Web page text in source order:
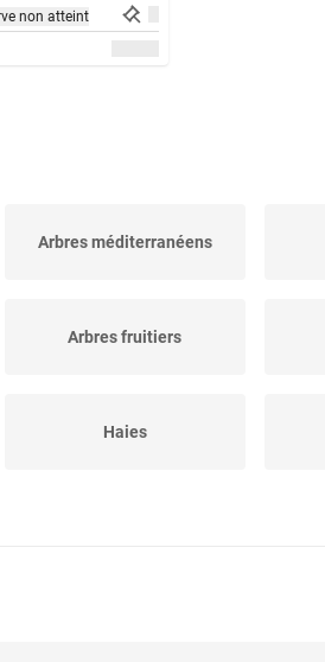
non atteint
Arbres méditerranéens
Arbres fruitiers
Haies